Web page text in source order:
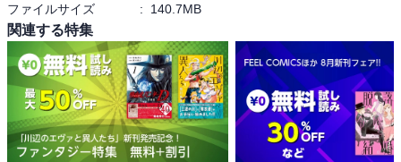
ファイルサイズ
: 140.7MB
関連する特集